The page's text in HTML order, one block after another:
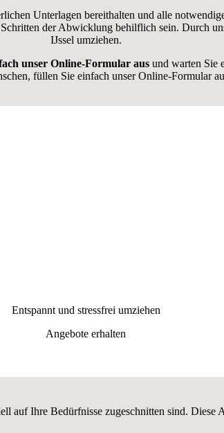
Unterlagen bereithalten und alle
der Abwicklung behilflich sein. Durch
IJssel umziehen.
unser Online-Formular ausund warten Sie
füllen Sie einfach unser Online-Formular
Entspannt und stressfrei umziehen
Angebote erhalten
auf Ihre Bedürfnisse zugeschnitten sind.